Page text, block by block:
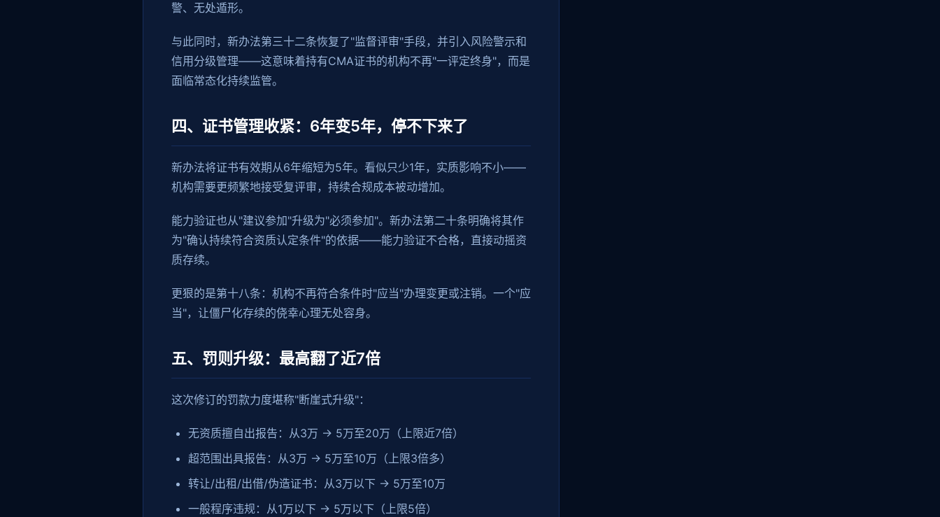
警、无处遁形。
与此同时，新办法第三十二条恢复了"监督评审"手段，并引入风险警示和
信用分级管理——这意味着持有CMA证书的机构不再"一评定终身"，而是
面临常态化持续监管。
四、证书管理收紧：6年变5年，停不下来了
新办法将证书有效期从6年缩短为5年。看似只少1年，实质影响不小——
机构需要更频繁地接受复评审，持续合规成本被动增加。
能力验证也从"建议参加"升级为"必须参加"。新办法第二十条明确将其作
为"确认持续符合资质认定条件"的依据——能力验证不合格，直接动摇资
质存续。
更狠的是第十八条：机构不再符合条件时"应当"办理变更或注销。一个"应
当"，让僵尸化存续的侥幸心理无处容身。
五、罚则升级：最高翻了近7倍
这次修订的罚款力度堪称"断崖式升级"：
无资质擅自出报告：从3万 → 5万至20万（上限近7倍）
超范围出具报告：从3万 → 5万至10万（上限3倍多）
转让/出租/出借/伪造证书：从3万以下 → 5万至10万
一般程序违规：从1万以下 → 5万以下（上限5倍）